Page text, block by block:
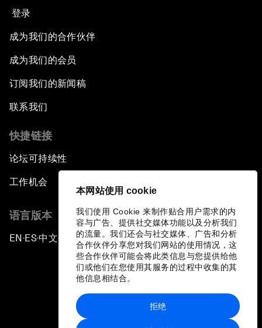
本网站使用 cookie
我们使用 Cookie 来制作贴合用户需求的内
容与广告、提供社交媒体功能以及分析我们
的流量。我们还会与社交媒体、广告和分析
合作伙伴分享您对我们网站的使用情况，这
些合作伙伴可能会将此类信息与您提供给他
们或他们在您使用其服务的过程中收集的其
他信息相结合。
拒绝
登录
成为我们的合作伙伴
成为我们的会员
订阅我们的新闻稿
联系我们
快捷链接
论坛可持续性
工作机会
语言版本
EN ▪ES▪中文▪ 日本語